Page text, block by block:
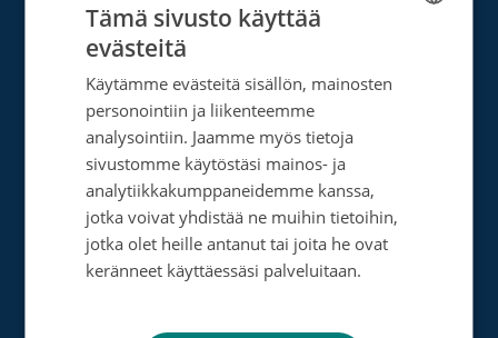
Ota yhteyttä
Tietosuoja- ja rekisteriseloste
Rahankeräyslupa
Syöpäsäätiö laskutusoitteet
Saavutettavuus
Roosa nauha -keräys
SWEDISH
Tämä sivusto käyttää
evästeitä
Käytämme evästeitä sisällön, mainosten
personointiin ja liikenteemme
analysointiin. Jaamme myös tietoja
sivustomme käytöstäsi mainos- ja
analytiikkakumppaneidemme kanssa,
jotka voivat yhdistää ne muihin tietoihin,
jotka olet heille antanut tai joita he ovat
keränneet käyttäessäsi palveluitaan.